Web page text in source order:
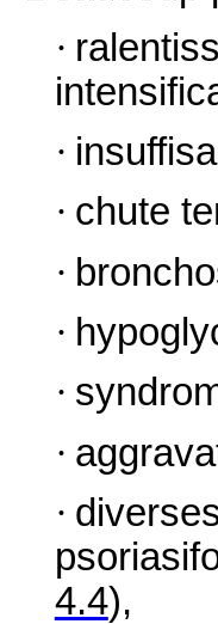
·
·
· chute
·
·
·
·
·
4.4),